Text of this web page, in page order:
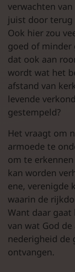
verwachten
juist door terug
Ook hier zou
goed of minder
dat ook aan
wordt wat het
afstand van
levende
gestempeld?
Het vraagt om
armoede te
om te erkennen
kan worden
ene, verenigde
waarin de
Want daar
van wat God
nederigheid de
ontvangen.